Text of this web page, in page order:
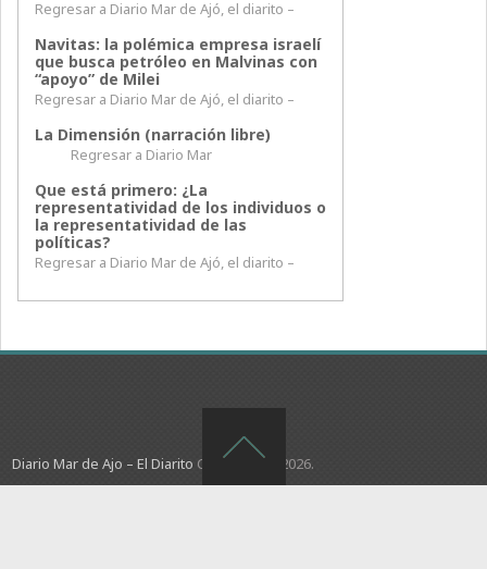
Regresar a Diario Mar de Ajó, el diarito –
Navitas: la polémica empresa israelí
que busca petróleo en Malvinas con
“apoyo” de Milei
Regresar a Diario Mar de Ajó, el diarito –
La Dimensión (narración libre)
Regresar a Diario Mar
Que está primero: ¿La
representatividad de los individuos o
la representatividad de las
políticas?
Regresar a Diario Mar de Ajó, el diarito –
Diario Mar de Ajo – El Diarito Copyright © 2026.